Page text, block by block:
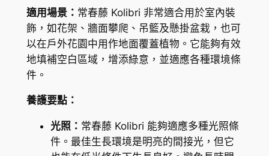
e
d
e
r
a
e
適用場景： 常春藤 Kolibri 非常適合用於室內裝
飾，如花架、牆面攀爬、吊籃及懸掛盆栽，也可
以在戶外花園中用作地面覆蓋植物。它能夠有效
地填補空白區域，增添綠意，並適應各種環境條
件。
養護要點：
光照： 常春藤 Kolibri 能夠適應多種光照條
件。最佳生長環境是明亮的間接光，但它